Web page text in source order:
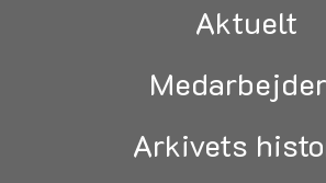
Aktuelt
Arkivets